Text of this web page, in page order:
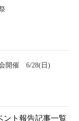
開催 6/28(日)
ント報告記事一覧